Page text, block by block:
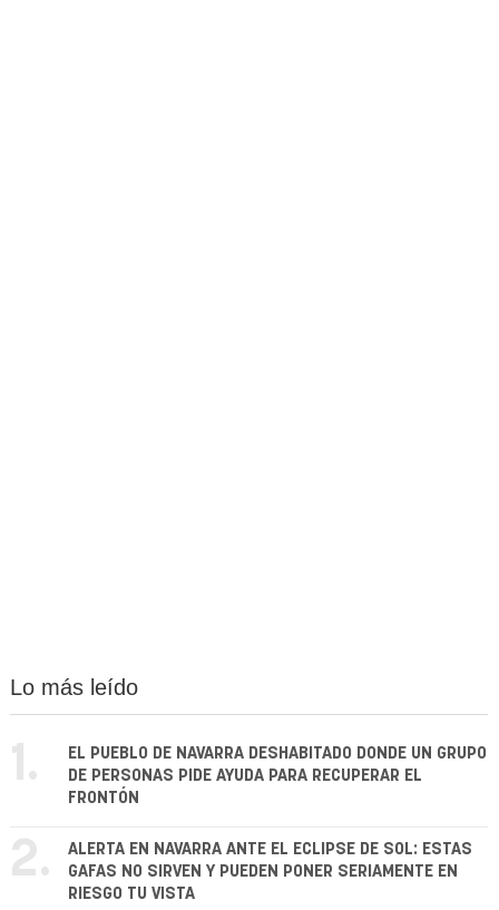
Lo más leído
1.
EL PUEBLO DE NAVARRA DESHABITADO DONDE UN GRUPO
DE PERSONAS PIDE AYUDA PARA RECUPERAR EL
FRONTÓN
2.
ALERTA EN NAVARRA ANTE EL ECLIPSE DE SOL: ESTAS
GAFAS NO SIRVEN Y PUEDEN PONER SERIAMENTE EN
RIESGO TU VISTA